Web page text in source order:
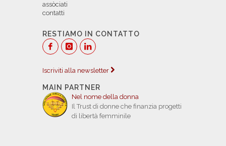
assòciati
contatti
RESTIAMO IN CONTATTO
Iscriviti alla newsletter
MAIN PARTNER
Nel nome della donna
Il Trust di donne che finanzia progetti
di libertà femminile